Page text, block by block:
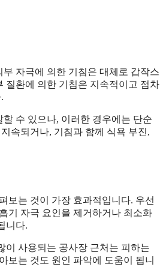
자극에 의한 기침은 대체로 갑작스
질환에 의한 기침은 지속적이고 점차
수 있으나, 이러한 경우에는 단순
속되거나, 기침과 함께 식욕 부진,
보는 것이 가장 효과적입니다. 우선
기 자극 요인을 제거하거나 최소화
니다.
이 사용되는 공사장 근처는 피하는
보는 것도 원인 파악에 도움이 됩니